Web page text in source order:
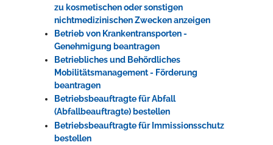
zu kosmetischen oder sonstigen
nichtmedizinischen Zwecken anzeigen
Betrieb von Krankentransporten -
Genehmigung beantragen
Betriebliches und Behördliches
Mobilitätsmanagement - Förderung
beantragen
Betriebsbeauftragte für Abfall
(Abfallbeauftragte) bestellen
Betriebsbeauftragte für Immissionsschutz
bestellen